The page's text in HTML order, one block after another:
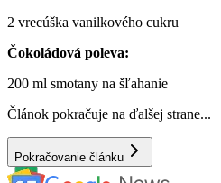
2 vrecúška vanilkového cukru
Čokoládová poleva:
200 ml smotany na šľahanie
Článok pokračuje na ďalšej strane...
Pokračovanie článku